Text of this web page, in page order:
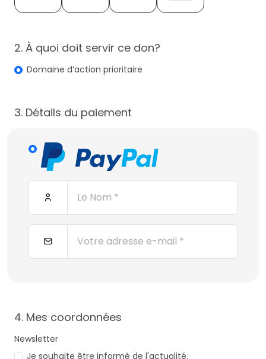
2. À quoi doit servir ce don?
Domaine d’action prioritaire
3. Détails du paiement
4. Mes coordonnées
Newsletter
Je souhaite être informé de l'actualité.